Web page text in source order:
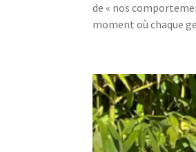
de « nos
moment où chaque